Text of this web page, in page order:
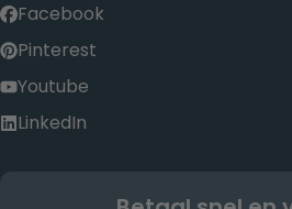
Facebook
Pinterest
Youtube
LinkedIn